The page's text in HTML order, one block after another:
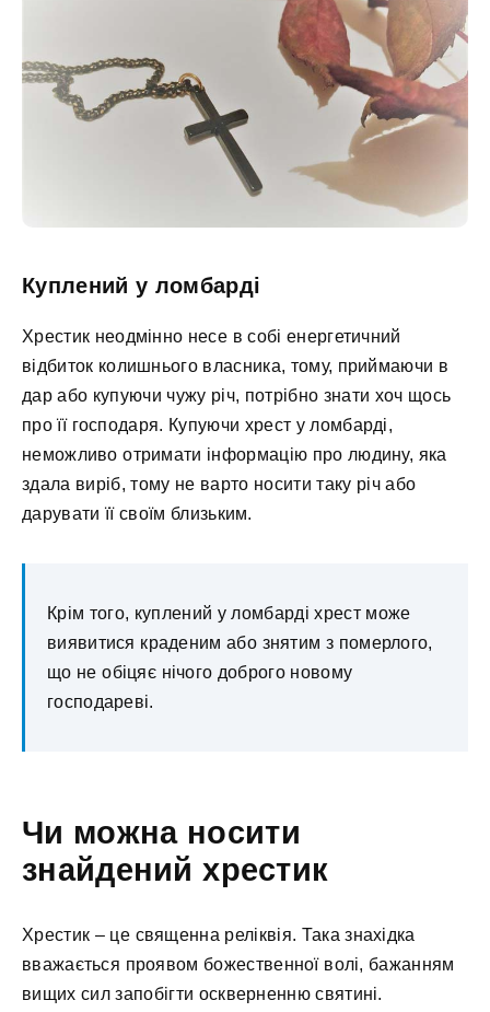
Куплений у ломбарді
Хрестик неодмінно несе в собі енергетичний
відбиток колишнього власника, тому, приймаючи в
дар або купуючи чужу річ, потрібно знати хоч щось
про її господаря. Купуючи хрест у ломбарді,
неможливо отримати інформацію про людину, яка
здала виріб, тому не варто носити таку річ або
дарувати її своїм близьким.
Крім того, куплений у ломбарді хрест може
виявитися краденим або знятим з померлого,
що не обіцяє нічого доброго новому
господареві.
Чи можна носити
знайдений хрестик
Хрестик – це священна реліквія. Така знахідка
вважається проявом божественної волі, бажанням
вищих сил запобігти оскверненню святині.